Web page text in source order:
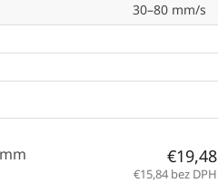
30–80 mm/s
€19,48
€15,84 bez DPH